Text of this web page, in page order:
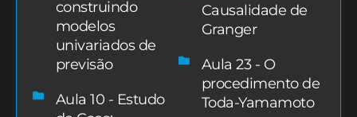
construindo
modelos
univariados de
previsão
Aula 10 - Estudo
Causalidade de
Granger
Aula 23 - O
procedimento de
Toda-Yamamoto